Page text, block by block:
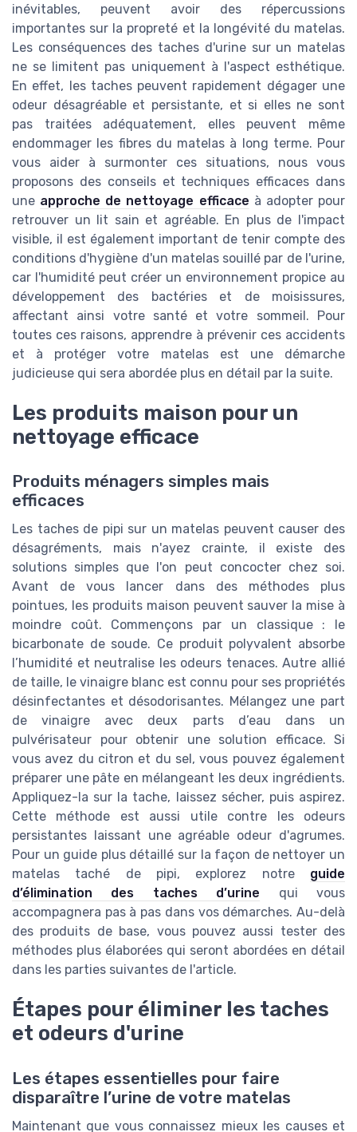
inévitables, peuvent avoir des répercussions
importantes sur la propreté et la longévité du matelas.
Les conséquences des taches d'urine sur un matelas
ne se limitent pas uniquement à l'aspect esthétique.
En effet, les taches peuvent rapidement dégager une
odeur désagréable et persistante, et si elles ne sont
pas traitées adéquatement, elles peuvent même
endommager les fibres du matelas à long terme. Pour
vous aider à surmonter ces situations, nous vous
proposons des conseils et techniques efficaces dans
une approche de nettoyage efficace à adopter pour
retrouver un lit sain et agréable. En plus de l'impact
visible, il est également important de tenir compte des
conditions d'hygiène d'un matelas souillé par de l'urine,
car l'humidité peut créer un environnement propice au
développement des bactéries et de moisissures,
affectant ainsi votre santé et votre sommeil. Pour
toutes ces raisons, apprendre à prévenir ces accidents
et à protéger votre matelas est une démarche
judicieuse qui sera abordée plus en détail par la suite.
Les produits maison pour un
nettoyage efficace
Produits ménagers simples mais
efficaces
Les taches de pipi sur un matelas peuvent causer des
désagréments, mais n'ayez crainte, il existe des
solutions simples que l'on peut concocter chez soi.
Avant de vous lancer dans des méthodes plus
pointues, les produits maison peuvent sauver la mise à
moindre coût. Commençons par un classique : le
bicarbonate de soude. Ce produit polyvalent absorbe
l’humidité et neutralise les odeurs tenaces. Autre allié
de taille, le vinaigre blanc est connu pour ses propriétés
désinfectantes et désodorisantes. Mélangez une part
de vinaigre avec deux parts d’eau dans un
pulvérisateur pour obtenir une solution efficace. Si
vous avez du citron et du sel, vous pouvez également
préparer une pâte en mélangeant les deux ingrédients.
Appliquez-la sur la tache, laissez sécher, puis aspirez.
Cette méthode est aussi utile contre les odeurs
persistantes laissant une agréable odeur d'agrumes.
Pour un guide plus détaillé sur la façon de nettoyer un
matelas taché de pipi, explorez notre guide
d’élimination des taches d’urine qui vous
accompagnera pas à pas dans vos démarches. Au-delà
des produits de base, vous pouvez aussi tester des
méthodes plus élaborées qui seront abordées en détail
dans les parties suivantes de l'article.
Étapes pour éliminer les taches
et odeurs d'urine
Les étapes essentielles pour faire
disparaître l’urine de votre matelas
Maintenant que vous connaissez mieux les causes et